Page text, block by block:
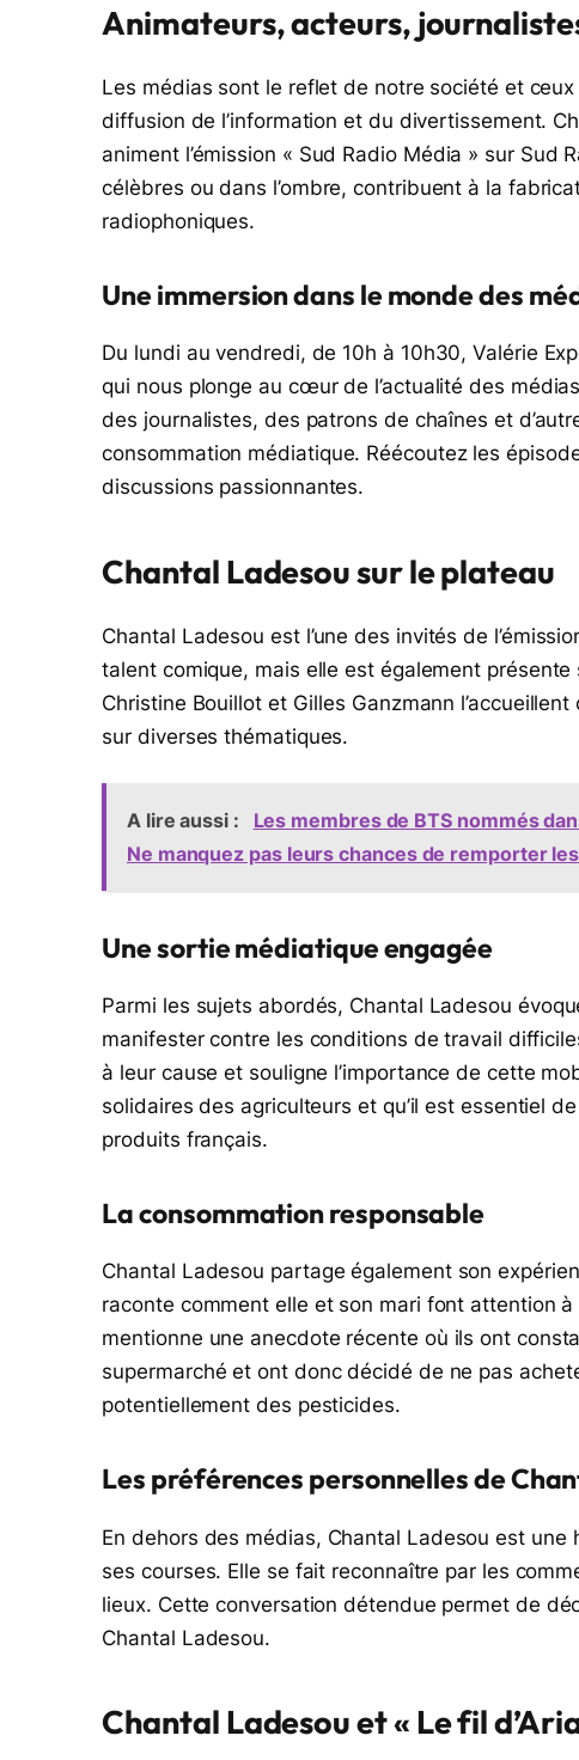
Animateurs, acteurs,
Les médias sont le reflet de notre société et
diffusion de l’information et du divertissement.
animent l’émission « Sud Radio Média » sur Sud
célèbres ou dans l’ombre, contribuent à la
radiophoniques.
Une immersion dans le monde des
Du lundi au vendredi, de 10h à 10h30, Valérie
qui nous plonge au cœur de l’actualité des
des journalistes, des patrons de chaînes et
consommation médiatique. Réécoutez les
discussions passionnantes.
Chantal Ladesou sur le plateau
Chantal Ladesou est l’une des invités de
talent comique, mais elle est également présente
Christine Bouillot et Gilles Ganzmann
sur diverses thématiques.
A lire aussi :
Les membres de BTS nommés
Ne manquez pas leurs chances de remporter
Une sortie médiatique engagée
Parmi les sujets abordés, Chantal Ladesou
manifester contre les conditions de travail
à leur cause et souligne l’importance de cette
solidaires des agriculteurs et qu’il est essentiel
produits français.
La consommation responsable
Chantal Ladesou partage également son
raconte comment elle et son mari font attention
mentionne une anecdote récente où ils ont
supermarché et ont donc décidé de ne pas
potentiellement des pesticides.
Les préférences personnelles de
En dehors des médias, Chantal Ladesou est
ses courses. Elle se fait reconnaître par les
lieux. Cette conversation détendue permet de
Chantal Ladesou.
Chantal Ladesou et « Le fil